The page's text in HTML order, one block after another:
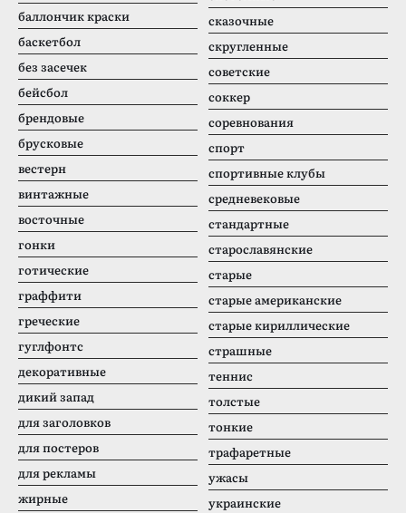
баллончик краски
баскетбол
без засечек
бейсбол
брендовые
брусковые
вестерн
винтажные
восточные
гонки
готические
граффити
греческие
гуглфонтс
декоративные
дикий запад
для заголовков
для постеров
для рекламы
жирные
сказочные
скругленные
советские
соккер
соревнования
спорт
спортивные клубы
средневековые
стандартные
старославянские
старые
старые американские
старые кириллические
страшные
теннис
толстые
тонкие
трафаретные
ужасы
украинские